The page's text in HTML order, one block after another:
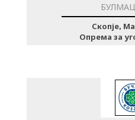
Скопје,
Опрема за